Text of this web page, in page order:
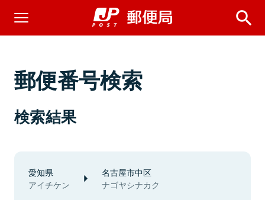
郵便番号検索
検索結果
愛知県
アイチケン
名古屋市中区
ナゴヤシナカク